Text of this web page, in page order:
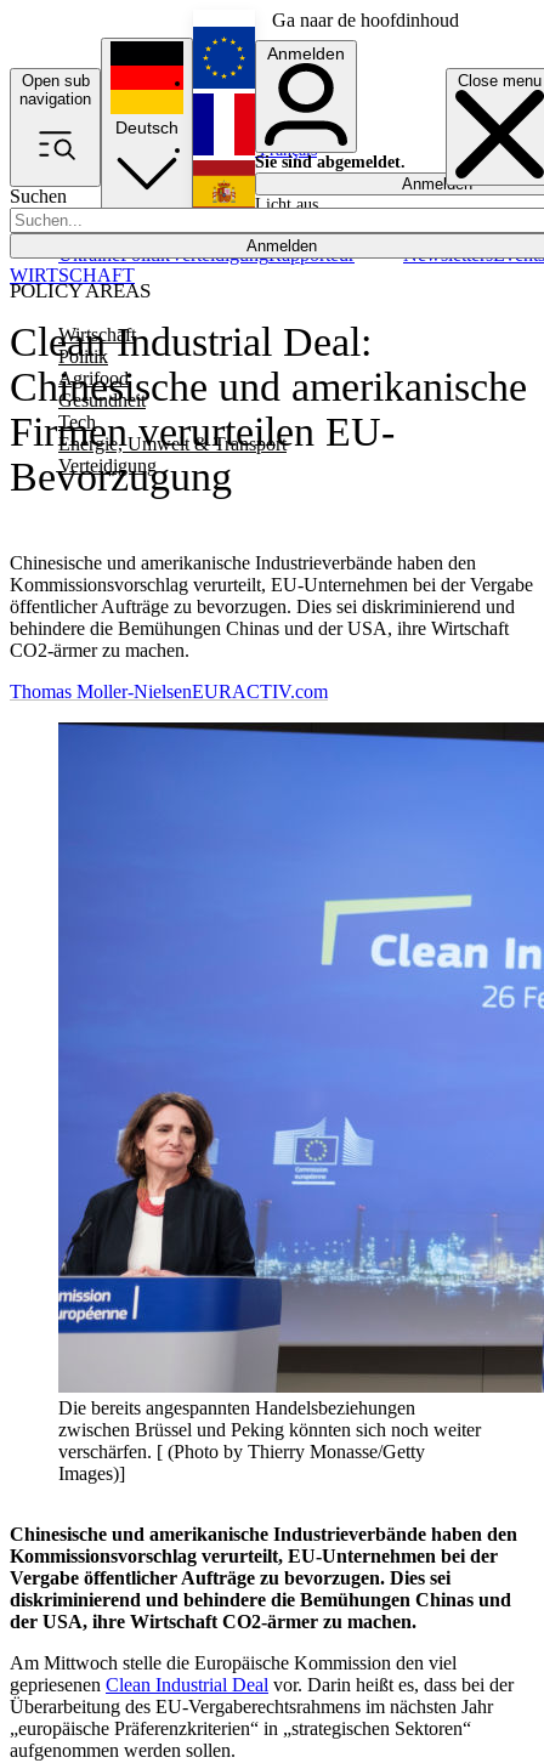
Ga naar de hoofdinhoud
Open sub
navigation
Close menu
Suchen
Anmelden
POLICY AREAS
Wirtschaft
Politik
Agrifood
Gesundheit
Tech
Energie, Umwelt & Transport
Verteidigung
UkrainePolitikVerteidigungRapporteur NewslettersEvents
Deutsch
English
Français
Anmelden
Sie sind abgemeldet.
Anmelden
Licht aus
Clean Industrial Deal:
Chinesische und amerikanische
Firmen verurteilen EU-
Bevorzugung
Chinesische und amerikanische Industrieverbände haben den
Kommissionsvorschlag verurteilt, EU-Unternehmen bei der Vergabe
öffentlicher Aufträge zu bevorzugen. Dies sei diskriminierend und
behindere die Bemühungen Chinas und der USA, ihre Wirtschaft
CO2-ärmer zu machen.
WIRTSCHAFT
Thomas Moller-NielsenEURACTIV.com
Die bereits angespannten Handelsbeziehungen
zwischen Brüssel und Peking könnten sich noch weiter
verschärfen. [ (Photo by Thierry Monasse/Getty
Images)]
Chinesische und amerikanische Industrieverbände haben den
Kommissionsvorschlag verurteilt, EU-Unternehmen bei der
Vergabe öffentlicher Aufträge zu bevorzugen. Dies sei
diskriminierend und behindere die Bemühungen Chinas und
der USA, ihre Wirtschaft CO2-ärmer zu machen.
Am Mittwoch stelle die Europäische Kommission den viel
gepriesenen Clean Industrial Deal vor. Darin heißt es, dass bei der
Überarbeitung des EU-Vergaberechtsrahmens im nächsten Jahr
„europäische Präferenzkriterien“ in „strategischen Sektoren“
aufgenommen werden sollen.